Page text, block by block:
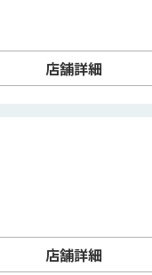
店舗詳細
店舗詳細